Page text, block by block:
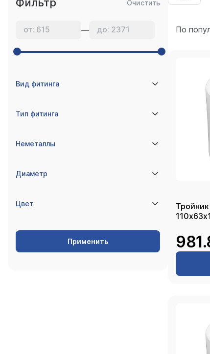
Очистить
—
Вид фитинга
Тип фитинга
Неметаллы
Диаметр
Цвет
Применить
По